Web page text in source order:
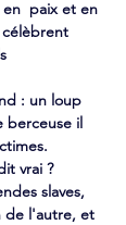
paix et en
célèbrent
: un loup
berceuse il
vrai ?
slaves,
de l'autre, et